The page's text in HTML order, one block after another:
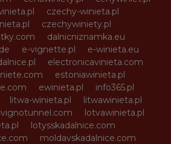
czechy-winieta.pl
czechywiniety.pl
dalnicniznamka.eu
e-vignette.pl
e-winieta.eu
electronicavinieta.com
estoniawinieta.pl
ewinieta.pl
info365.pl
litwa-winieta.pl
litwawinieta.pl
lotvawinieta.pl
lotysskadalnice.com
moldavskadalnice.com